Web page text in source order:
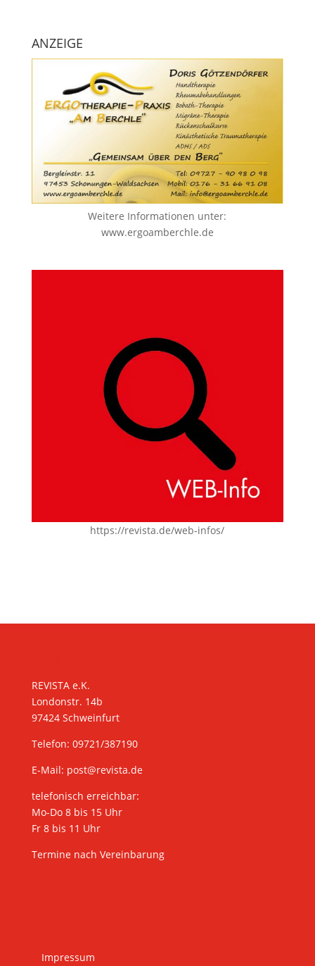
ANZEIGE
Weitere Informationen unter:
www.ergoamberchle.de
https://revista.de/web-infos/
REVISTA e.K.
Londonstr. 14b
97424 Schweinfurt
Telefon: 09721/387190
E-Mail: post@revista.de
telefonisch erreichbar:
Mo-Do 8 bis 15 Uhr
Fr 8 bis 11 Uhr
Termine nach Vereinbarung
Impressum